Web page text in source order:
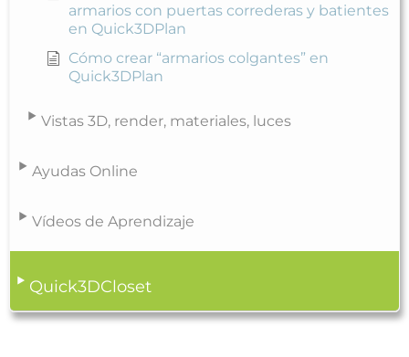
armarios con puertas correderas y batientes
en Quick3DPlan
Cómo crear “armarios colgantes” en
Quick3DPlan
Vistas 3D, render, materiales, luces
Ayudas Online
Vídeos de Aprendizaje
Quick3DCloset